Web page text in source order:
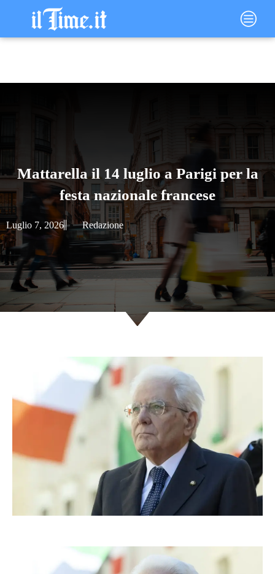
contenuto
Main
Menu
Mattarella il 14 luglio a Parigi per la
festa nazionale francese
Luglio 7, 2026 Redazione